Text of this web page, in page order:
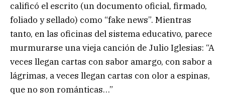
calificó el escrito (un documento oficial, firmado,
foliado y sellado) como “fake news”. Mientras
tanto, en las oficinas del sistema educativo, parece
murmurarse una vieja canción de Julio Iglesias: “A
veces llegan cartas con sabor amargo, con sabor a
lágrimas, a veces llegan cartas con olor a espinas,
que no son románticas…”